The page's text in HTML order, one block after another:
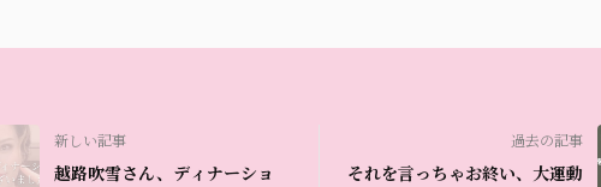
新しい記事
越路吹雪さん、ディナーショ
過去の記事
それを言っちゃお終い、大運動